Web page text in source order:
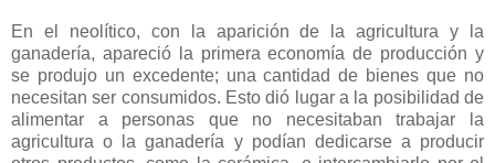
En el neolítico, con la aparición de la agricultura y la
ganadería, apareció la primera economía de producción y
se produjo un excedente; una cantidad de bienes que no
necesitan ser consumidos. Esto dió lugar a la posibilidad de
alimentar a personas que no necesitaban trabajar la
agricultura o la ganadería y podían dedicarse a producir